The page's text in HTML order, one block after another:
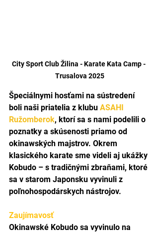
City Sport Club Žilina - Karate Kata Camp -
Trusalova 2025
Špeciálnymi hosťami na sústredení
boli naši priatelia z klubu ASAHI
Ružomberok, ktorí sa s nami podelili o
poznatky a skúsenosti priamo od
okinawských majstrov. Okrem
klasického karate sme videli aj ukážky
Kobudo – s tradičnými zbraňami, ktoré
sa v starom Japonsku vyvinuli z
poľnohospodárskych nástrojov.
Zaujímavosť
Okinawské Kobudo sa vyvinulo na